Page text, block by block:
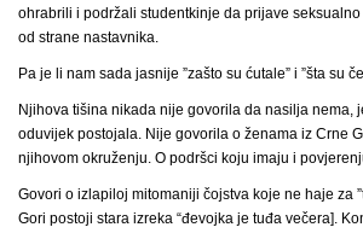
ohrabrili i podržali studentkinje da prijave
od strane nastavnika.
Pa je li nam sada jasnije ”zašto su ćutale” i ”šta su
Njihova tišina nikada nije govorila da nasilja nema,
oduvijek postojala. Nije govorila o ženama iz Crne
njihovom okruženju. O podršci koju imaju i
Govori o izlapiloj mitomaniji čojstva koje ne haje za
Gori postoji stara izreka “đevojka je tuđa večera].